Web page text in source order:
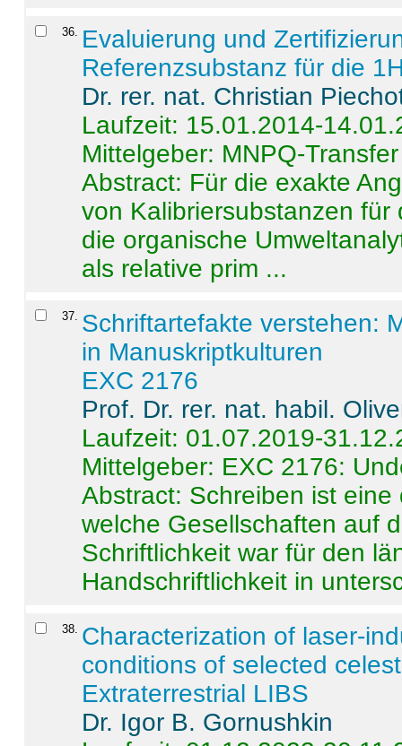
36. Evaluierung und
Referenzsubstanz für die
Dr. rer. nat. Christian
Laufzeit: 15.01.2014-
Mittelgeber: MNPQ-Transfer
Abstract: Für die exakte
von Kalibriersubstanzen
die organische
als relative prim ...
37. Schriftartefakte verstehen:
in Manuskriptkulturen
EXC 2176
Prof. Dr. rer. nat. habil.
Laufzeit: 01.07.2019-
Mittelgeber: EXC 2176:
Abstract: Schreiben ist
welche Gesellschaften auf
Schriftlichkeit war für den
Handschriftlichkeit in
38. Characterization of laser-
conditions of selected
Extraterrestrial LIBS
Dr. Igor B. Gornushkin